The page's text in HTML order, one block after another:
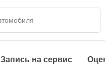
Запись на сервис